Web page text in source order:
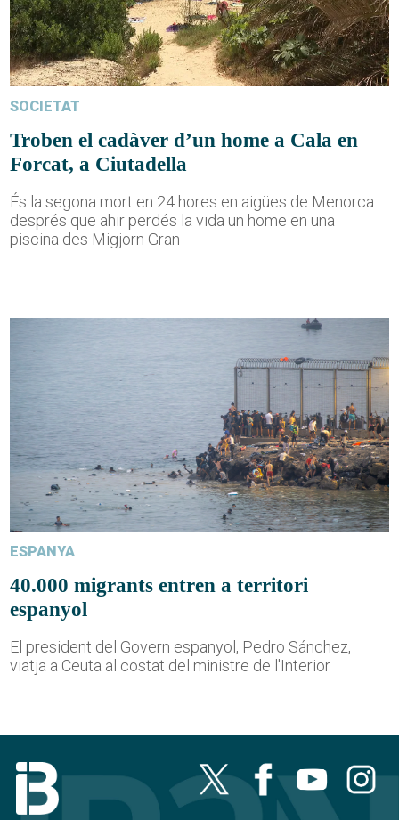
SOCIETAT
Troben el cadàver d’un home a Cala en
Forcat, a Ciutadella
És la segona mort en 24 hores en aigües de Menorca
després que ahir perdés la vida un home en una
piscina des Migjorn Gran
ESPANYA
40.000 migrants entren a territori
espanyol
El president del Govern espanyol, Pedro Sánchez,
viatja a Ceuta al costat del ministre de l'Interior